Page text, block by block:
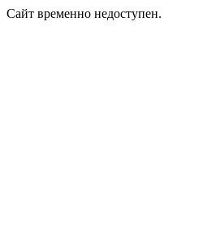
Сайт временно недоступен.